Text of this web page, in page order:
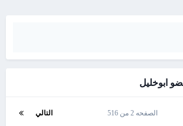
ابوخليل
التالي الصفحه 2 من 516